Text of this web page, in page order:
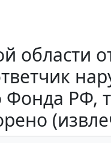
области
Фонда РФ,